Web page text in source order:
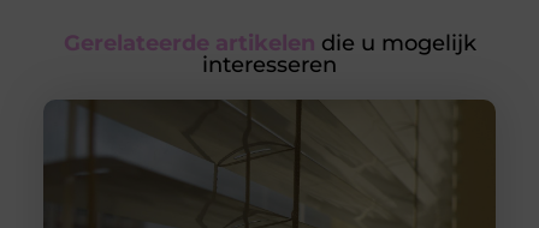
Gerelateerde artikelen die u mogelijk
interesseren